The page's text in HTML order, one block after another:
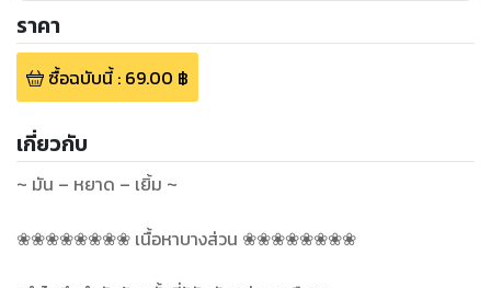
ราคา
ซื้อฉบับนี้: 69.00 ฿
เกี่ยวกับ
~ มัน – หยาด – เยิ้ม ~
❀❀❀❀❀❀❀❀ เนื้อหาบางส่วน ❀❀❀❀❀❀❀❀